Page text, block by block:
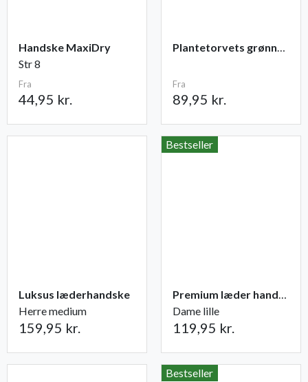
Handske MaxiDry
Str 8
Fra
44,95 kr.
Plantetorvets grønne vandingspose 75 liter
Fra
89,95 kr.
Luksus læderhandske
Herre medium
159,95 kr.
Bestseller
Premium læder handske Flutter
Dame lille
119,95 kr.
Bestseller